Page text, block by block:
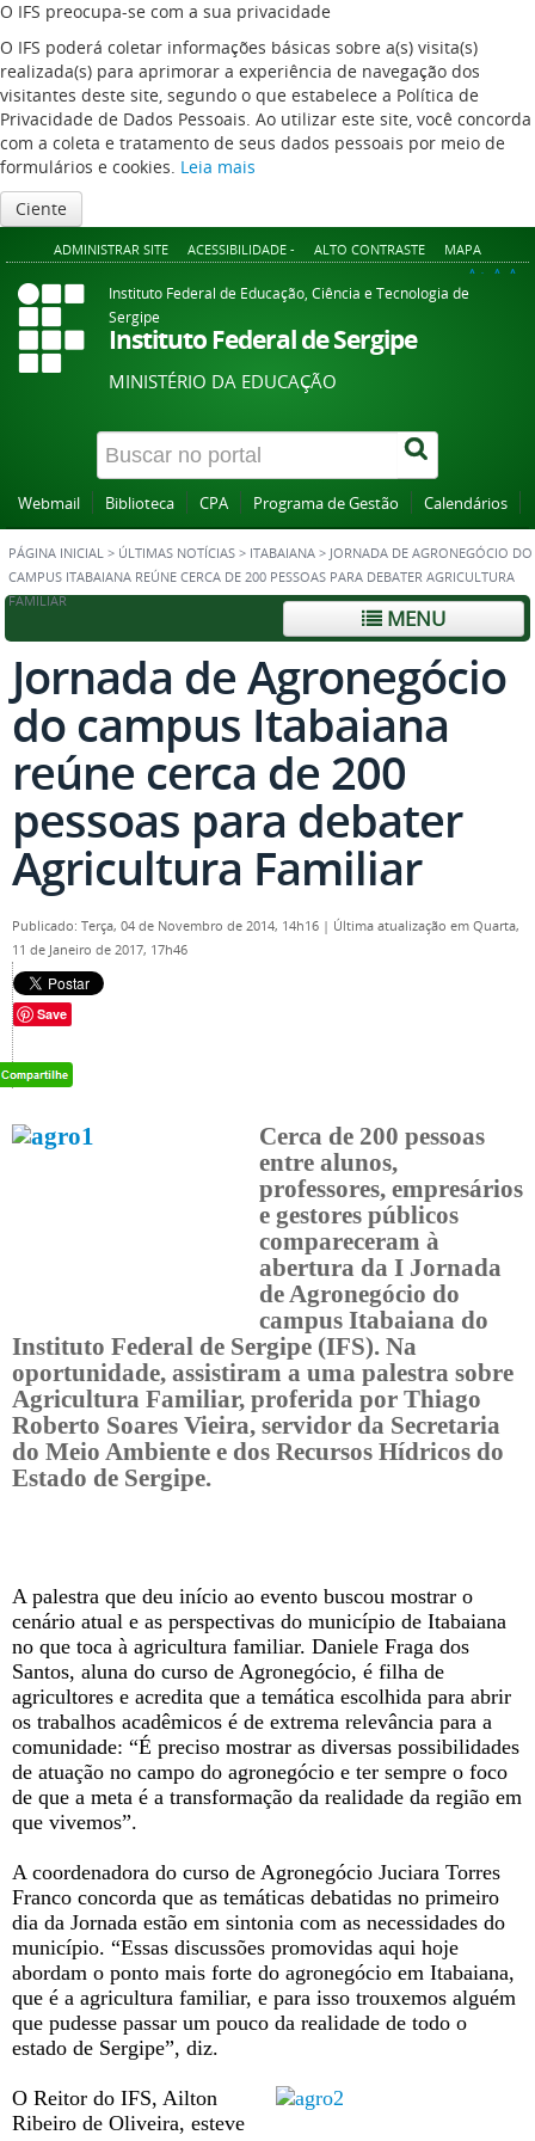
O IFS preocupa-se com a sua privacidade
O IFS poderá coletar informações básicas sobre a(s) visita(s)
realizada(s) para aprimorar a experiência de navegação dos
visitantes deste site, segundo o que estabelece a Política de
Privacidade de Dados Pessoais. Ao utilizar este site, você concorda
com a coleta e tratamento de seus dados pessoais por meio de
formulários e cookies. Leia mais
Ciente
ADMINISTRAR SITE ACESSIBILIDADE - ALTO CONTRASTE MAPA
A+ A A-
Instituto Federal de Educação, Ciência e Tecnologia de
Sergipe
Instituto Federal de Sergipe
MINISTÉRIO DA EDUCAÇÃO
Webmail Biblioteca CPA Programa de Gestão Calendários
PÁGINA INICIAL > ÚLTIMAS NOTÍCIAS > ITABAIANA > JORNADA DE AGRONEGÓCIO DO
CAMPUS ITABAIANA REÚNE CERCA DE 200 PESSOAS PARA DEBATER AGRICULTURA
FAMILIAR
MENU
Jornada de Agronegócio
do campus Itabaiana
reúne cerca de 200
pessoas para debater
Agricultura Familiar
Publicado: Terça, 04 de Novembro de 2014, 14h16 | Última atualização em Quarta,
11 de Janeiro de 2017, 17h46
Save
Cerca de 200 pessoas
entre alunos,
professores, empresários
e gestores públicos
compareceram à
abertura da I Jornada
de Agronegócio do
campus Itabaiana do
Instituto Federal de Sergipe (IFS). Na
oportunidade, assistiram a uma palestra sobre
Agricultura Familiar, proferida por Thiago
Roberto Soares Vieira, servidor da Secretaria
do Meio Ambiente e dos Recursos Hídricos do
Estado de Sergipe.
A palestra que deu início ao evento buscou mostrar o
cenário atual e as perspectivas do município de Itabaiana
no que toca à agricultura familiar. Daniele Fraga dos
Santos, aluna do curso de Agronegócio, é filha de
agricultores e acredita que a temática escolhida para abrir
os trabalhos acadêmicos é de extrema relevância para a
comunidade: “É preciso mostrar as diversas possibilidades
de atuação no campo do agronegócio e ter sempre o foco
de que a meta é a transformação da realidade da região em
que vivemos”.
A coordenadora do curso de Agronegócio Juciara Torres
Franco concorda que as temáticas debatidas no primeiro
dia da Jornada estão em sintonia com as necessidades do
município. “Essas discussões promovidas aqui hoje
abordam o ponto mais forte do agronegócio em Itabaiana,
que é a agricultura familiar, e para isso trouxemos alguém
que pudesse passar um pouco da realidade de todo o
estado de Sergipe”, diz.
O Reitor do IFS, Ailton
Ribeiro de Oliveira, esteve